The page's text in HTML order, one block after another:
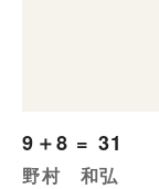
9＋8 = 31
野村 和弘